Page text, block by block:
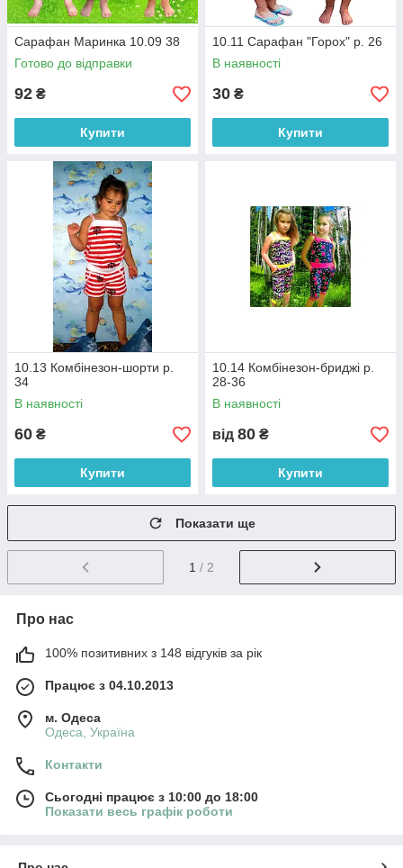
Сарафан Маринка 10.09 38
Готово до відправки
92 ₴
Купити
10.11 Сарафан "Горох" р. 26
В наявності
30 ₴
Купити
10.13 Комбінезон-шорти р.
34
В наявності
60 ₴
Купити
10.14 Комбінезон-бриджі р.
28-36
В наявності
від 80 ₴
Купити
Показати ще
1 / 2
Про нас
100% позитивних з 148 відгуків за рік
Працює з 04.10.2013
м. Одеса
Одеса, Україна
Контакти
Сьогодні працює з 10:00 до 18:00
Показати весь графік роботи